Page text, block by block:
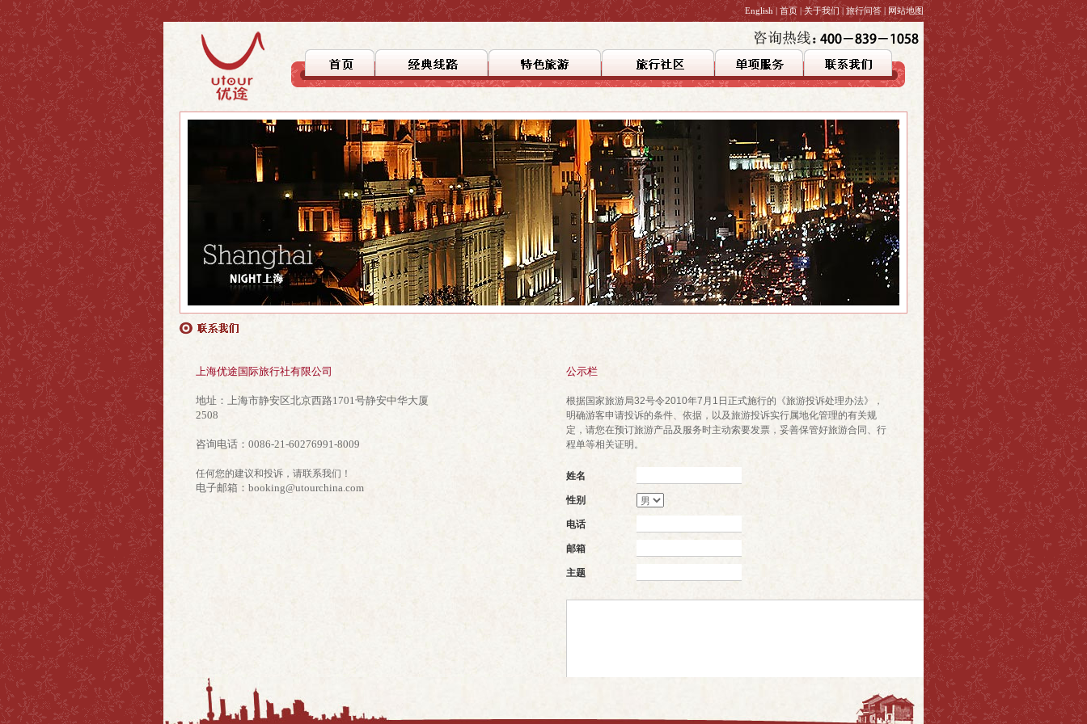
English| 首页 |关于我们| 旅行问答 | 网站地图
>上海周边
>国内游
>上海周边
>国内游
>文化探踪
>美食之旅
上海优途国际旅行社有限公司
地址： 上海市静安区北京西路1701号静安中华大厦
2508
咨询电话： 0086-21-60276991-8009
任何您的建议和投诉，请联系我们！
电子邮箱： booking@utourchina.com
公示栏
根据国家旅游局32号令2010年7月1日正式施行的《旅游投诉处理办法》，
明确游客申请投诉的条件、依据，以及旅游投诉实行属地化管理的有关规
定，请您在预订旅游产品及服务时主动索要发票，妥善保管好旅游合同、行
程单等相关证明。
姓名
性别
电话
邮箱
主题